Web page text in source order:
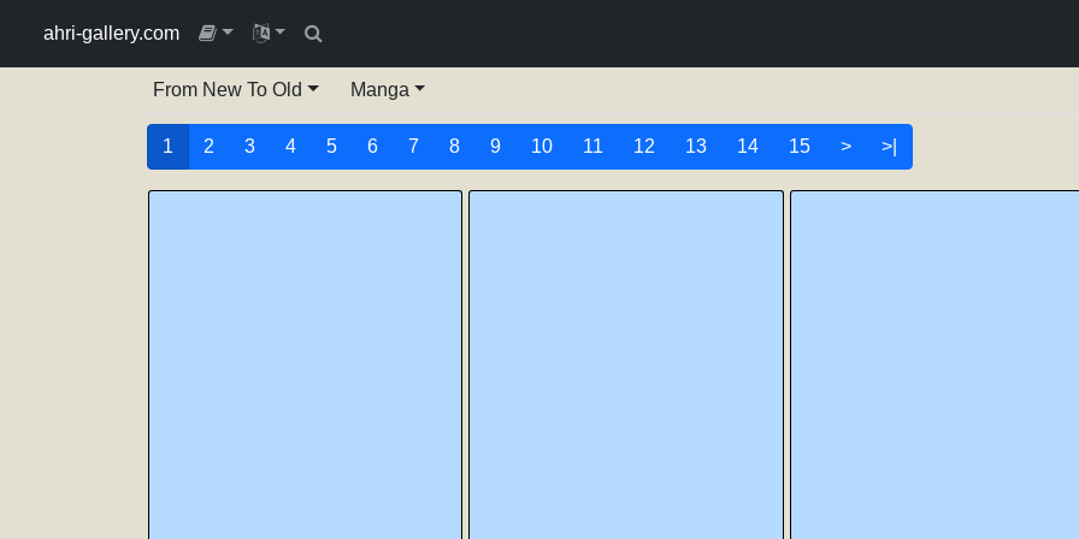
ahri-gallery.com
From New To Old Manga
1 2 3 4 5 6 7 8 9 10 11 12 13 14 15 > >|